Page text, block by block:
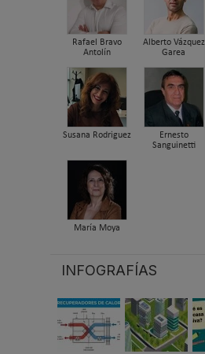
Rafael Bravo
Antolín
Alberto Vázquez
Garea
Susana Rodriguez
Ernesto
Sanguinetti
María Moya
INFOGRAFÍAS